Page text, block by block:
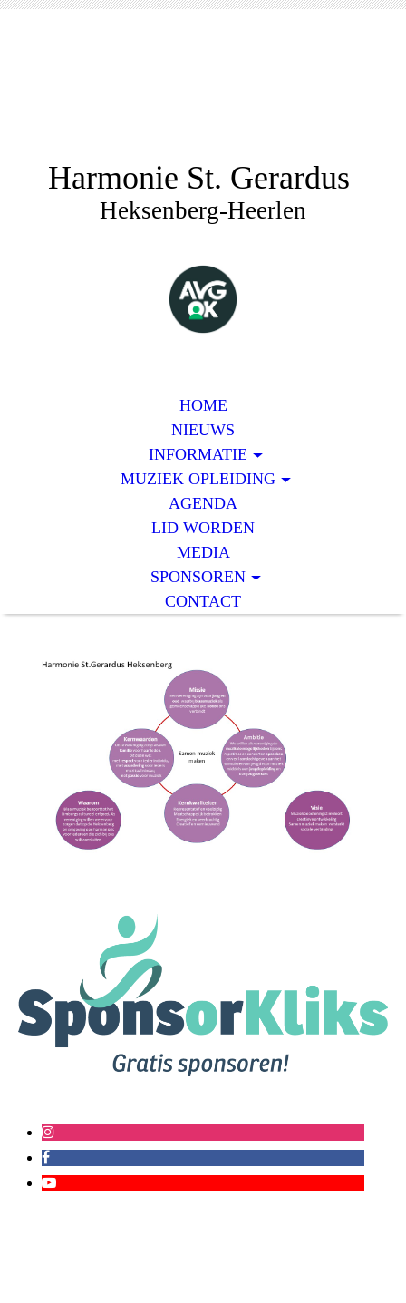
Harmonie St. Gerardus
Heksenberg-Heerlen
HOME
NIEUWS
INFORMATIE
MUZIEK OPLEIDING
AGENDA
LID WORDEN
MEDIA
SPONSOREN
CONTACT